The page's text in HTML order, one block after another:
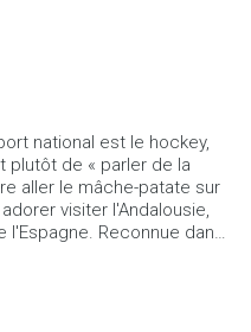
national est le hockey,
plutôt de « parler de la
aller le mâche-patate sur
visiter l'Andalousie,
l'Espagne. Reconnue dans